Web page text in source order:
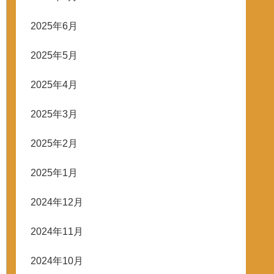
2025年6月
2025年5月
2025年4月
2025年3月
2025年2月
2025年1月
2024年12月
2024年11月
2024年10月